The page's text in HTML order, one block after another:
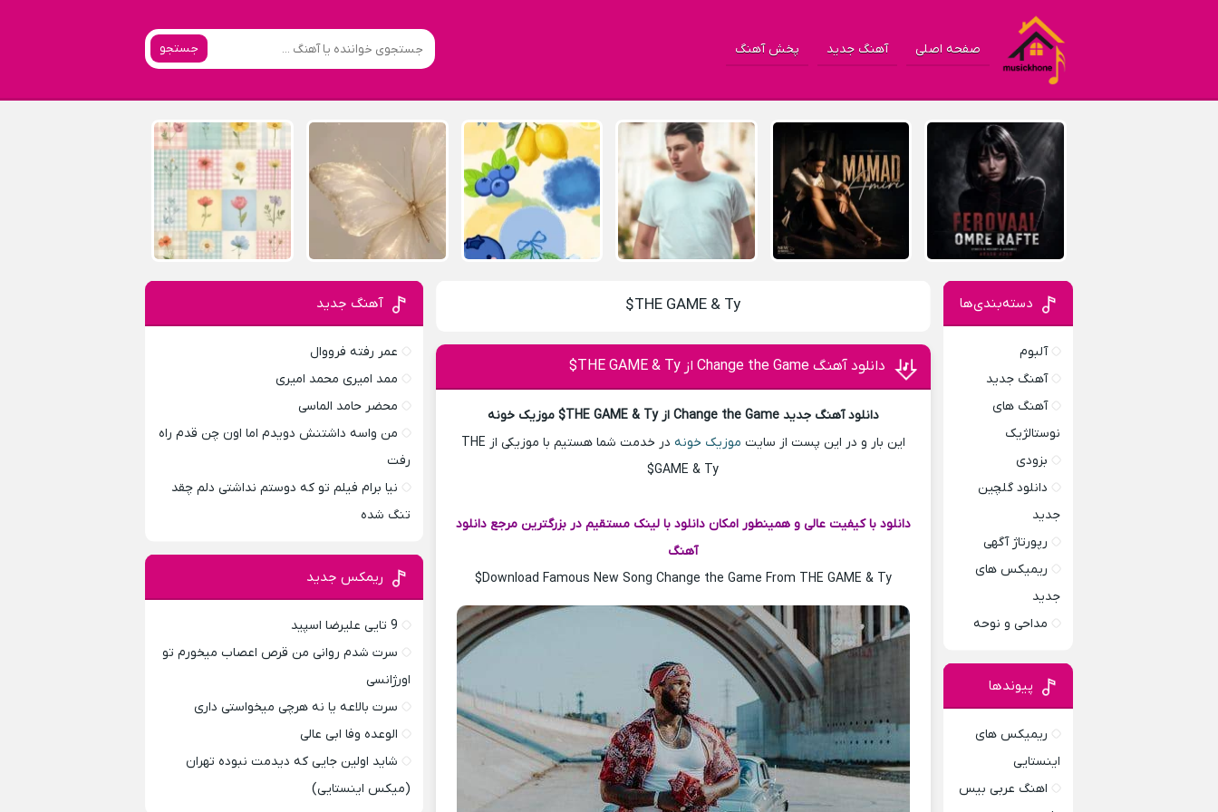
صفحه اصلی آهنگ جدید پخش آهنگ جستجو
THE GAME & Ty$
دانلود آهنگ Change the Game از THE GAME & Ty$
دانلود آهنگ جدید Change the Game از THE GAME & Ty$ موزیک خونه
این بار و در این پست از سایت موزیک خونه
در خدمت شما هستیم با موزیکی از THE
GAME & Ty$
دانلود با کیفیت عالی و همینطور امکان دانلود با لینک مستقیم در بزرگترین مرجع دانلود
آهنگ
Download Famous New Song Change the Game From THE GAME & Ty$
دسته‌بندی‌ها
آلبوم
آهنگ جدید
آهنگ های
نوستالژیک
بزودی
دانلود گلچین
جدید
رپورتاژ آگهی
ریمیکس های
جدید
مداحی و نوحه
پیوندها
ریمیکس های
اینستایی
اهنگ عربی بیس
آهنگ جدید
عمر رفته فرووال
ممد امیری محمد امیری
محضر حامد الماسی
من واسه داشتنش دویدم اما اون چن قدم راه
رفت
نیا برام فیلم تو که دوستم نداشتی دلم چقد
تنگ شده
ریمکس جدید
9 تایی علیرضا اسپید
سرت شدم روانی من قرص اعصاب میخورم تو
اورژانسی
سرت بالاعه یا نه هرچی میخواستی داری
الوعده وفا ابی عالی
شاید اولین جایی که دیدمت نبوده تهران
(میکس اینستایی)